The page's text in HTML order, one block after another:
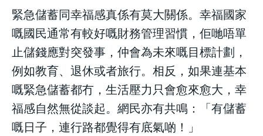
緊急儲蓄同幸福感真係有莫大關係。幸福國家
嘅國民通常有較好嘅財務管理習慣，佢哋唔單
止儲錢應對突發事，仲會為未來嘅目標計劃，
例如教育、退休或者旅行。相反，如果連基本
嘅緊急儲蓄都冇，生活壓力只會愈來愈大，幸
福感自然無從談起。網民亦有共鳴：「有儲蓄
嘅日子，連行路都覺得有底氣啲！」